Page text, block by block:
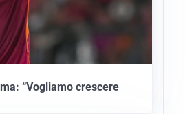
“Vogliamo crescere